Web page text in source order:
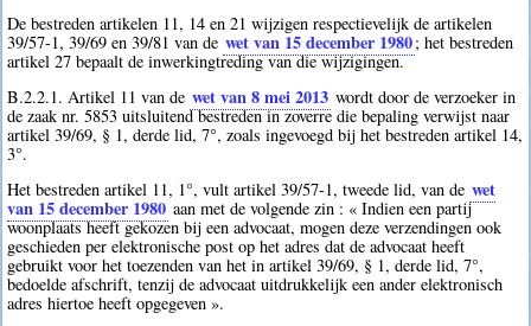
De bestreden artikelen 11, 14 en 21 wijzigen respectievelijk de artikelen
39/57-1, 39/69 en 39/81 van de wet van 15 december 1980; het bestreden
artikel 27 bepaalt de inwerkingtreding van die wijzigingen.
B.2.2.1. Artikel 11 van de wet van 8 mei 2013 wordt door de verzoeker in
de zaak nr. 5853 uitsluitend bestreden in zoverre die bepaling verwijst naar
artikel 39/69, § 1, derde lid, 7°, zoals ingevoegd bij het bestreden artikel 14,
3°.
Het bestreden artikel 11, 1°, vult artikel 39/57-1, tweede lid, van de wet
van 15 december 1980 aan met de volgende zin : « Indien een partij
woonplaats heeft gekozen bij een advocaat, mogen deze verzendingen ook
geschieden per elektronische post op het adres dat de advocaat heeft
gebruikt voor het toezenden van het in artikel 39/69, § 1, derde lid, 7°,
bedoelde afschrift, tenzij de advocaat uitdrukkelijk een ander elektronisch
adres hiertoe heeft opgegeven ».